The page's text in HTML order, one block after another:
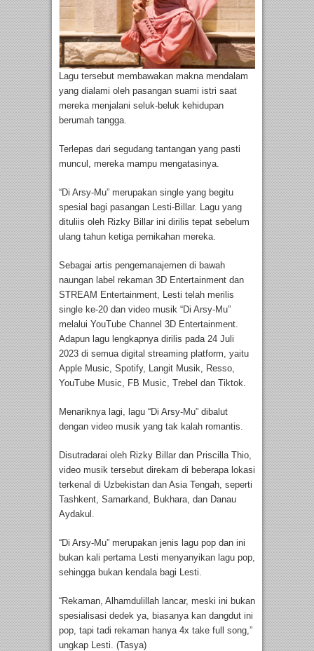
Lagu tersebut membawakan makna mendalam
yang dialami oleh pasangan suami istri saat
mereka menjalani seluk-beluk kehidupan
berumah tangga.
Terlepas dari segudang tantangan yang pasti
muncul, mereka mampu mengatasinya.
“Di Arsy-Mu” merupakan single yang begitu
spesial bagi pasangan Lesti-Billar. Lagu yang
dituliis oleh Rizky Billar ini dirilis tepat sebelum
ulang tahun ketiga pernikahan mereka.
Sebagai artis pengemanajemen di bawah
naungan label rekaman 3D Entertainment dan
STREAM Entertainment, Lesti telah merilis
single ke-20 dan video musik “Di Arsy-Mu”
melalui YouTube Channel 3D Entertainment.
Adapun lagu lengkapnya dirilis pada 24 Juli
2023 di semua digital streaming platform, yaitu
Apple Music, Spotify, Langit Musik, Resso,
YouTube Music, FB Music, Trebel dan Tiktok.
Menariknya lagi, lagu “Di Arsy-Mu” dibalut
dengan video musik yang tak kalah romantis.
Disutradarai oleh Rizky Billar dan Priscilla Thio,
video musik tersebut direkam di beberapa lokasi
terkenal di Uzbekistan dan Asia Tengah, seperti
Tashkent, Samarkand, Bukhara, dan Danau
Aydakul.
“Di Arsy-Mu” merupakan jenis lagu pop dan ini
bukan kali pertama Lesti menyanyikan lagu pop,
sehingga bukan kendala bagi Lesti.
“Rekaman, Alhamdulillah lancar, meski ini bukan
spesialisasi dedek ya, biasanya kan dangdut ini
pop, tapi tadi rekaman hanya 4x take full song,”
ungkap Lesti. (Tasya)